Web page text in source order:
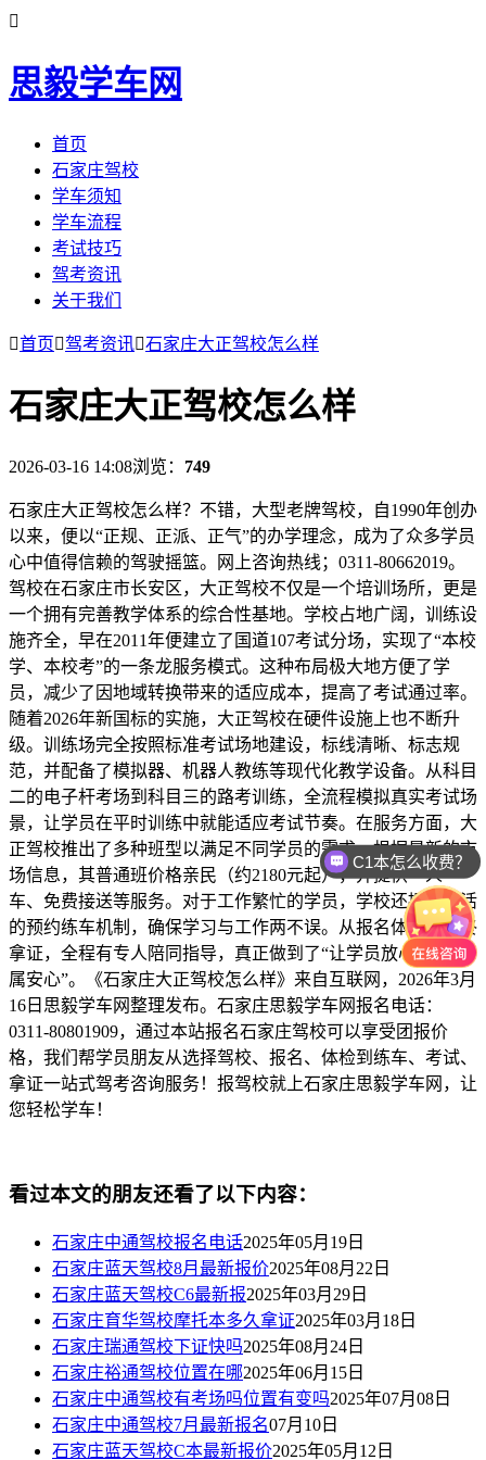

思毅学车网
首页
石家庄驾校
学车须知
学车流程
考试技巧
驾考资讯
关于我们
首页驾考资讯石家庄大正驾校怎么样
石家庄大正驾校怎么样
2026-03-16 14:08浏览： 749
石家庄大正驾校怎么样？不错，大型老牌驾校，自1990年创办
以来，便以“正规、正派、正气”的办学理念，成为了众多学员
心中值得信赖的驾驶摇篮。网上咨询热线；0311-80662019。
驾校在石家庄市长安区，大正驾校不仅是一个培训场所，更是
一个拥有完善教学体系的综合性基地。学校占地广阔，训练设
施齐全，早在2011年便建立了国道107考试分场，实现了“本校
学、本校考”的一条龙服务模式。这种布局极大地方便了学
员，减少了因地域转换带来的适应成本，提高了考试通过率。
随着2026年新国标的实施，大正驾校在硬件设施上也不断升
级。训练场完全按照标准考试场地建设，标线清晰、标志规
范，并配备了模拟器、机器人教练等现代化教学设备。从科目
二的电子杆考场到科目三的路考训练，全流程模拟真实考试场
景，让学员在平时训练中就能适应考试节奏。在服务方面，大
正驾校推出了多种班型以满足不同学员的需求。根据最新的市
场信息，其普通班价格亲民（约2180元起），并提供一人一
车、免费接送等服务。对于工作繁忙的学员，学校还提供灵活
的预约练车机制，确保学习与工作两不误。从报名体检到最终
拿证，全程有专人陪同指导，真正做到了“让学员放心，让家
属安心”。《石家庄大正驾校怎么样》来自互联网，2026年3月
16日思毅学车网整理发布。石家庄思毅学车网报名电话：
0311-80801909，通过本站报名石家庄驾校可以享受团报价
格，我们帮学员朋友从选择驾校、报名、体检到练车、考试、
拿证一站式驾考咨询服务！报驾校就上石家庄思毅学车网，让
您轻松学车！
看过本文的朋友还看了以下内容：
石家庄中通驾校报名电话2025年05月19日
石家庄蓝天驾校8月最新报价2025年08月22日
石家庄蓝天驾校C6最新报2025年03月29日
石家庄育华驾校摩托本多久拿证2025年03月18日
石家庄瑞通驾校下证快吗2025年08月24日
石家庄裕通驾校位置在哪2025年06月15日
石家庄中通驾校有考场吗位置有变吗2025年07月08日
石家庄中通驾校7月最新报名07月10日
石家庄蓝天驾校C本最新报价2025年05月12日
C1本怎么收费？